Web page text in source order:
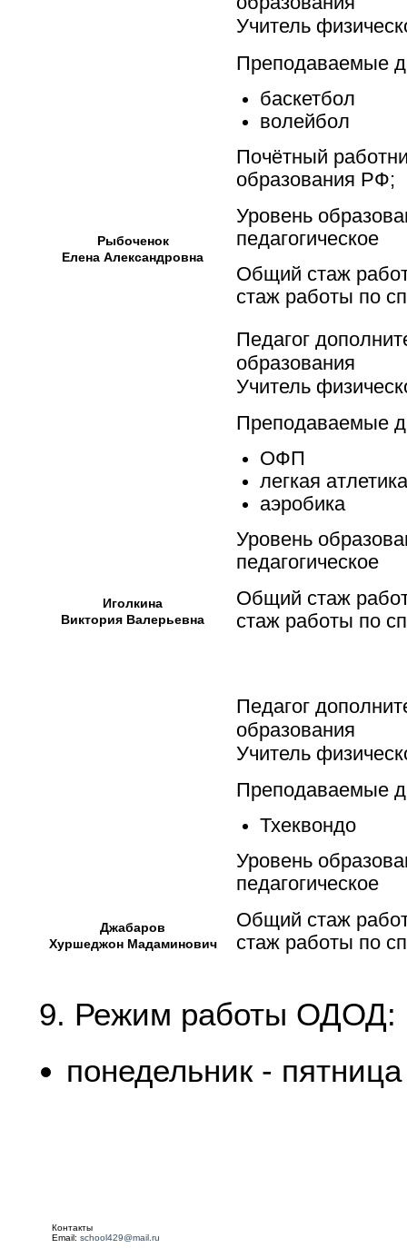
Рыбоченок
Елена Александровна
Учитель
Преподаваемые
баскетбол
волейбол
Почётный
образования РФ;
Уровень
педагогическое
Общий стаж
стаж работы по
Иголкина
Виктория Валерьевна
Педагог
образования
Учитель
Преподаваемые
ОФП
легкая атлетика
аэробика
Уровень
педагогическое
Общий стаж
стаж работы по
Джабаров
Хуршеджон Мадаминович
Педагог
образования
Учитель
Преподаваемые
Тхеквондо
Уровень
педагогическое
Общий стаж
стаж работы по
9. Режим работы ОДОД:
понедельник -
Контакты
Email:school429@mail.ru